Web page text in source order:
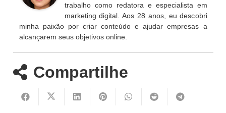
trabalho como redatora e especialista em
marketing digital. Aos 28 anos, eu descobri
minha paixão por criar conteúdo e ajudar empresas a
alcançarem seus objetivos online.
Compartilhe